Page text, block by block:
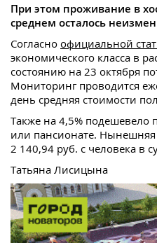
При этом проживание в
среднем осталось
Согласно официальной
экономического класса в
состоянию на 23 октября
Мониторинг проводится
день средняя стоимости
Также на 4,5%
или пансионате. Нынешняя
2 140,94 руб. с человека в
Татьяна Лисицына